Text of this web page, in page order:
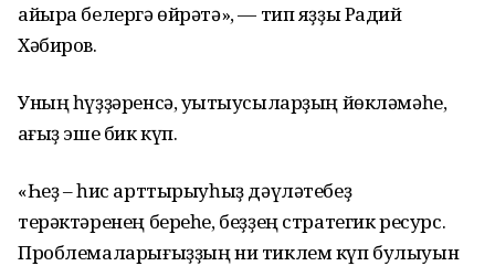
айыра белергә өйрәтә», — тип яҙҙы Радий
Хәбиров.
Уның һүҙҙәренсә, уҡытыусыларҙың йөкләмәһе,
ҡағыҙ эше бик күп.
«Һеҙ – һис арттырыуһыҙ дәүләтебеҙ
терәктәренең береһе, беҙҙең стратегик ресурс.
Проблемаларығыҙҙың ни тиклем күп булыуын